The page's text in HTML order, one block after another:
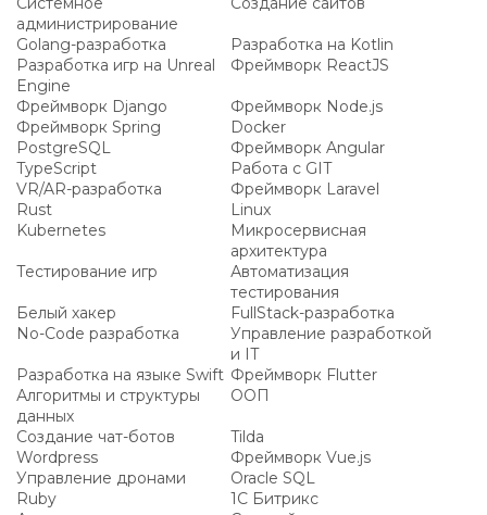
администрирование
Golang-разработка
Разработка на Kotlin
Разработка игр на Unreal
Engine
Фреймворк ReactJS
Фреймворк Django
Фреймворк Node.js
Фреймворк Spring
Docker
PostgreSQL
Фреймворк Angular
TypeScript
Работа с GIT
VR/AR-разработка
Фреймворк Laravel
Rust
Linux
Kubernetes
Микросервисная
архитектура
Тестирование игр
Автоматизация
тестирования
Белый хакер
FullStack-разработка
No-Code разработка
Управление разработкой
и IT
Разработка на языке Swift Фреймворк Flutter
Алгоритмы и структуры
данных
ООП
Создание чат-ботов
Tilda
Wordpress
Фреймворк Vue.js
Управление дронами
Oracle SQL
Ruby
1С Битрикс